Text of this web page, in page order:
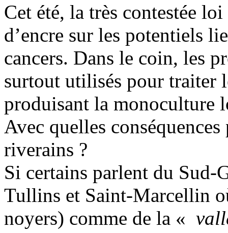
Cet été, la très contestée
d’encre sur les potentiels
cancers. Dans le coin, les
surtout utilisés pour traiter
produisant la monoculture
Avec quelles
riverains ?
Si certains parlent du Sud-
Tullins et Saint-Marcellin
noyers) comme de la «